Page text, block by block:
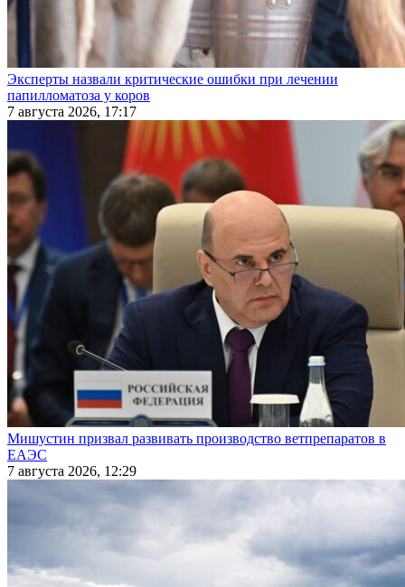
Эксперты назвали критические ошибки при лечении
папилломатоза у коров
7 августа 2026, 17:17
Мишустин призвал развивать производство ветпрепаратов в
ЕАЭС
7 августа 2026, 12:29